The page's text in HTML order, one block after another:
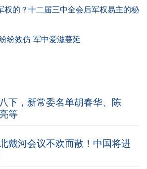
权的？十二届三中全会后军权易主的秘
纷效仿 军中爱滋蔓延
下，新常委名单胡春华、陈
等
戴河会议不欢而散！中国将进